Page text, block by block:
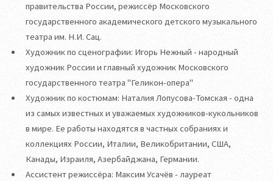
правительства России, режиссёр Московского
государственного академического детского музыкального
театра им. Н.И. Сац.
Художник по сценографии: Игорь Нежный - народный
художник России и главный художник Московского
государственного театра "Геликон-опера"
Художник по костюмам: Наталия Лопусова-Томская - одна
из самых известных и уважаемых художников-кукольников
в мире. Ее работы находятся в частных собраниях и
коллекциях России, Италии, Великобритании, США,
Канады, Израиля, Азербайджана, Германии.
Ассистент режиссёра: Максим Усачёв - лауреат